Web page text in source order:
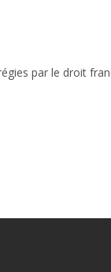
par le droit